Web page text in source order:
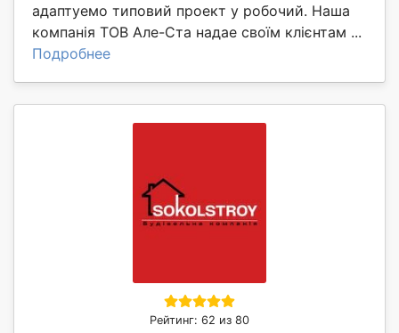
адаптуемо типовий проект у робочий. Наша
компанія ТОВ Але-Ста надае своїм клієнтам ...
Подробнее
Рейтинг: 62 из 80